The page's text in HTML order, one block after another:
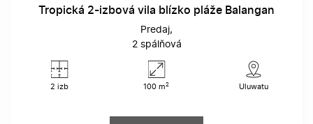
Tropická 2-izbová vila blízko pláže Balangan
Predaj
2 spálňová
2 izb 100 m2 Uluwatu